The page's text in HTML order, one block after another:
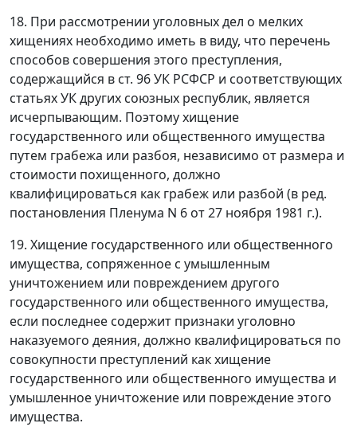
18. При рассмотрении уголовных дел о мелких
хищениях необходимо иметь в виду, что перечень
способов совершения этого преступления,
содержащийся в ст. 96УК РСФСР и соответствующих
статьях УК других союзных республик, является
исчерпывающим. Поэтому хищение
государственного или общественного имущества
путем грабежа или разбоя, независимо от размера и
стоимости похищенного, должно
квалифицироваться как грабеж или разбой (в ред.
постановления Пленума N 6 от 27 ноября 1981 г.).
19. Хищение государственного или общественного
имущества, сопряженное с умышленным
уничтожением или повреждением другого
государственного или общественного имущества,
если последнее содержит признаки уголовно
наказуемого деяния, должно квалифицироваться по
совокупности преступлений как хищение
государственного или общественного имущества и
умышленное уничтожение или повреждение этого
имущества.